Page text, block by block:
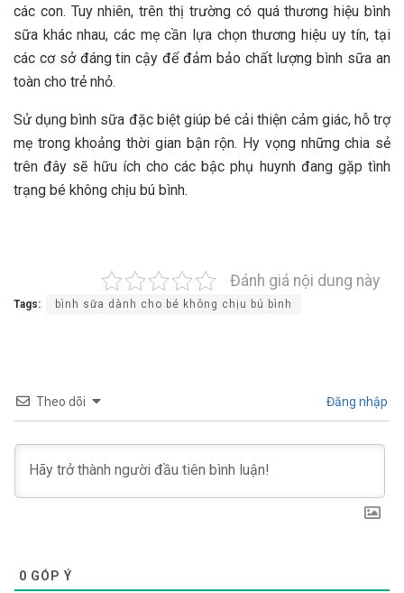
các con. Tuy nhiên, trên thị trường có quá thương hiệu bình
sữa khác nhau, các mẹ cần lựa chọn thương hiệu uy tín, tại
các cơ sở đáng tin cậy để đảm bảo chất lượng bình sữa an
toàn cho trẻ nhỏ.
Sử dụng bình sữa đặc biệt giúp bé cải thiện cảm giác, hỗ trợ
mẹ trong khoảng thời gian bận rộn. Hy vọng những chia sẻ
trên đây sẽ hữu ích cho các bậc phụ huynh đang gặp tình
trạng bé không chịu bú bình.
Đánh giá nội dung này
Tags: bình sữa dành cho bé không chịu bú bình
Theo dõi Đăng nhập
0 GÓP Ý